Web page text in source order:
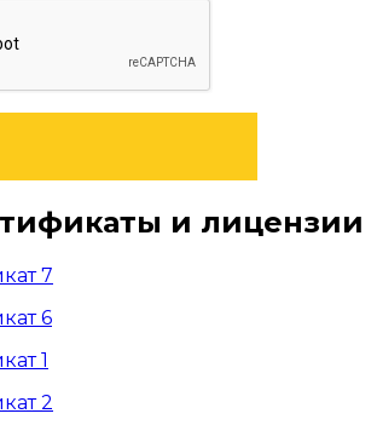
и лицензии